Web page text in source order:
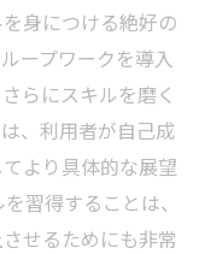
身につける絶好の
ープワークを導入
らにスキルを磨く
、利用者が自己成
より具体的な展望
習得することは、
せるためにも非常